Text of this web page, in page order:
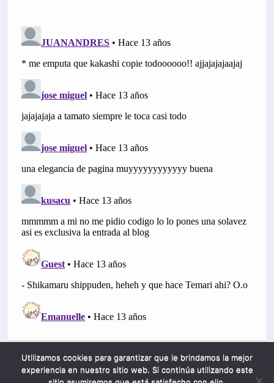
Utilizamos cookies para garantizar que le brindamos la mejor
experiencia en nuestro sitio web. Si continúa utilizando este